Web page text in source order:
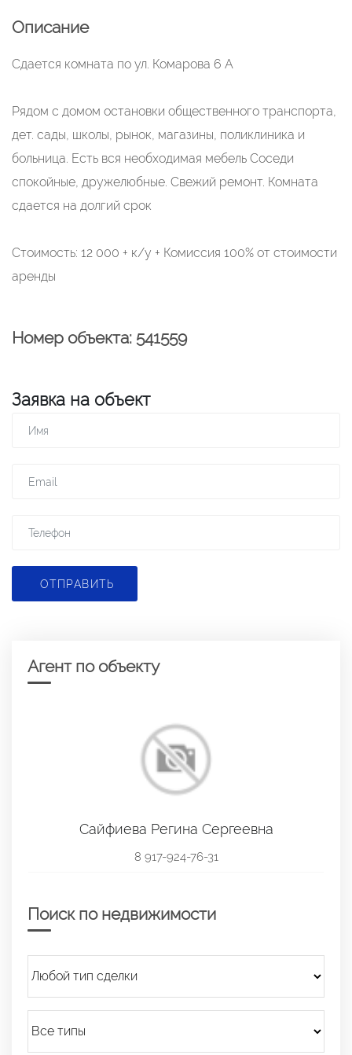
Описание
Сдается комната по ул. Комарова 6 А
Рядом с домом остановки общественного транспорта,
дет. сады, школы, рынок, магазины, поликлиника и
больница. Есть вся необходимая мебель Соседи
спокойные, дружелюбные. Свежий ремонт. Комната
сдается на долгий срок
Стоимость: 12 000 + к/у + Комиссия 100% от стоимости
аренды
Номер объекта: 541559
Заявка на объект
ОТПРАВИТЬ
Агент по объекту
Сайфиева Регина Сергеевна
8 917-924-76-31
Поиск по недвижимости